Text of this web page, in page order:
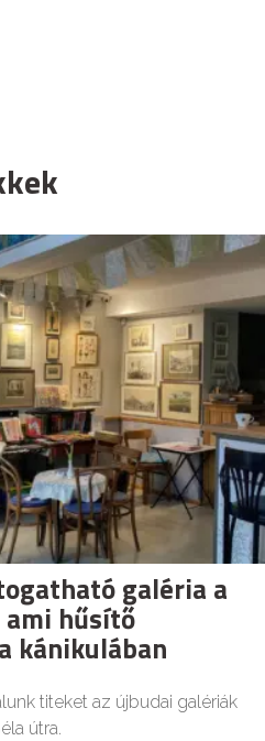
galéria a
hűsítő
kánikulában
titeket az újbudai galériák
útra.